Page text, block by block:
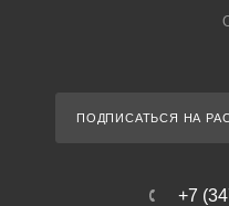
ПОДПИСАТЬСЯ НА
+7